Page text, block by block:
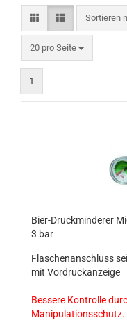
Sortieren
Sortieren
20 pro Seite
pro Seite
1
Bier-Druckminderer
3 bar
Flaschenanschluss
mit Vordruckanzeige
Bessere Kontrolle
Manipulationsschutz.